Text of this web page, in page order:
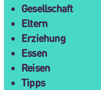
Gesellschaft
Eltern
Erziehung
Essen
Reisen
Tipps